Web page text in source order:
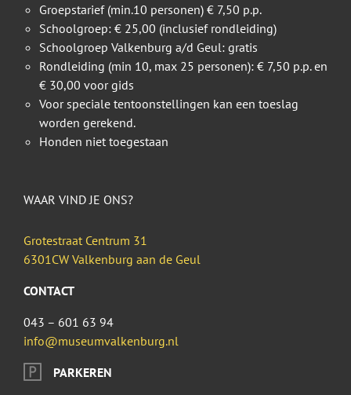
Groepstarief (min.10 personen) € 7,50 p.p.
Schoolgroep: € 25,00 (inclusief rondleiding)
Schoolgroep Valkenburg a/d Geul: gratis
Rondleiding (min 10, max 25 personen): € 7,50 p.p. en
€ 30,00 voor gids
Voor speciale tentoonstellingen kan een toeslag
worden gerekend.
Honden niet toegestaan
WAAR VIND JE ONS?
Grotestraat Centrum 31
6301CW Valkenburg aan de Geul
CONTACT
043 – 601 63 94
info@museumvalkenburg.nl
PARKEREN